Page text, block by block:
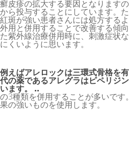
癬皮疹の拡大する要因となります
から投与することにしています。
紅斑が強い患者さんには処方する
外用と併用することで改善する傾
た紫外線治療併用時に、刺激症状
にくいように思います。
例えばアレロックは三環式骨格を
代の薬であるアレグラはピペリジ
います。 ..
の3種類を併用することが多いで
果の強いものを使用します。